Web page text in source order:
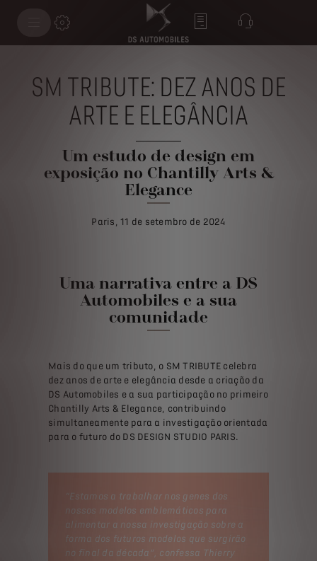
SM TRIBUTE: DEZ ANOS DE
ARTE E ELEGÂNCIA
Um estudo de design em
exposição no Chantilly Arts &
Elegance
Paris, 11 de setembro de 2024
Uma narrativa entre a DS
Automobiles e a sua
comunidade
Mais do que um tributo, o SM TRIBUTE celebra
dez anos de arte e elegância desde a criação da
DS Automobiles e a sua participação no primeiro
Chantilly Arts & Elegance, contribuindo
simultaneamente para a investigação orientada
para o futuro do DS DESIGN STUDIO PARIS.
“Estamos a trabalhar nos genes dos
nossos modelos emblemáticos para
alimentar a nossa investigação sobre a
forma dos futuros modelos que surgirão
no final da década”, confessa Thierry